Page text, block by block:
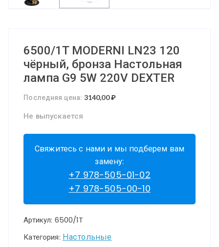
6500/1T MODERNI LN23 120
чёрный, бронза Настольная
лампа G9 5W 220V DEXTER
Последняя цена: 3140,00₽
Не выпускается
Свяжитесь с нами и мы подберем вам
замену:
+7 978-505-01-02
+7 978-505-00-10
Артикул: 6500/1T
Категория: Настольные